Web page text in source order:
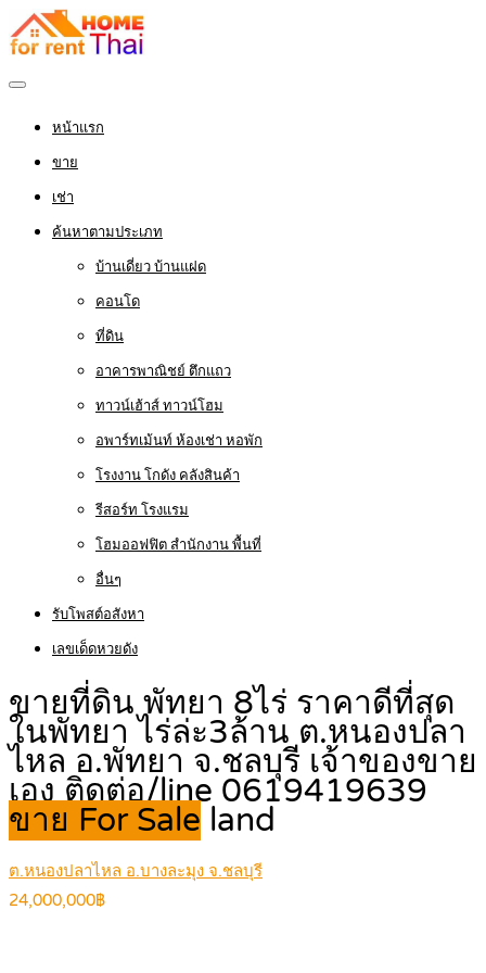
หน้าแรก
ขาย
เช่า
ค้นหาตามประเภท
บ้านเดี่ยว บ้านแฝด
คอนโด
ที่ดิน
อาคารพาณิชย์ ตึกแถว
ทาวน์เฮ้าส์ ทาวน์โฮม
อพาร์ทเม้นท์ ห้องเช่า หอพัก
โรงงาน โกดัง คลังสินค้า
รีสอร์ท โรงแรม
โฮมออฟฟิต สำนักงาน พื้นที่
อื่นๆ
รับโพสต์อสังหา
เลขเด็ดหวยดัง
ขายที่ดิน พัทยา 8ไร่ ราคาดีที่สุด
ในพัทยา ไร่ล่ะ3ล้าน ต.หนองปลา
ไหล อ.พัทยา จ.ชลบุรี เจ้าของขาย
เอง ติดต่อ/line 0619419639
ขาย For Sale land
ต.หนองปลาไหล อ.บางละมุง จ.ชลบุรี
24,000,000฿